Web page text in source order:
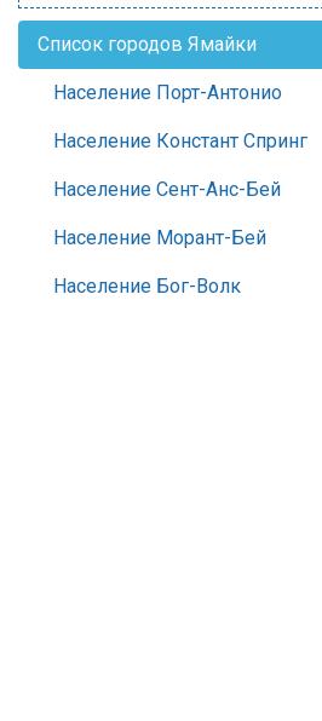
Список городов Ямайки
Население Порт-Антонио
Население Констант Спринг
Население Сент-Анс-Бей
Население Морант-Бей
Население Бог-Волк